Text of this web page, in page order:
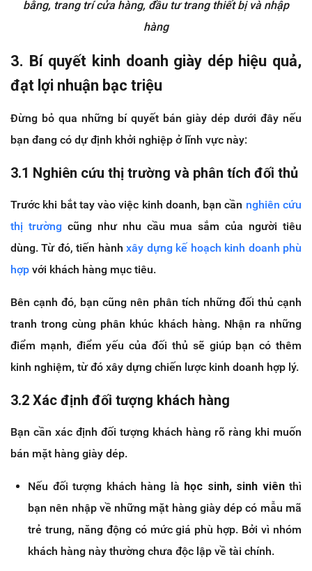
bằng, trang trí cửa hàng, đầu tư trang thiết bị và nhập
hàng
3. Bí quyết kinh doanh giày dép hiệu quả,
đạt lợi nhuận bạc triệu
Đừng bỏ qua những bí quyết bán giày dép dưới đây nếu
bạn đang có dự định khởi nghiệp ở lĩnh vực này:
3.1 Nghiên cứu thị trường và phân tích đối thủ
Trước khi bắt tay vào việc kinh doanh, bạn cần nghiên cứu
thị trường cũng như nhu cầu mua sắm của người tiêu
dùng. Từ đó, tiến hànhxây dựng kế hoạch kinh doanh phù
hợp với khách hàng mục tiêu.
Bên cạnh đó, bạn cũng nên phân tích những đối thủ cạnh
tranh trong cùng phân khúc khách hàng. Nhận ra những
điểm mạnh, điểm yếu của đối thủ sẽ giúp bạn có thêm
kinh nghiệm, từ đó xây dựng chiến lược kinh doanh hợp lý.
3.2 Xác định đối tượng khách hàng
Bạn cần xác định đối tượng khách hàng rõ ràng khi muốn
bán mặt hàng giày dép.
Nếu đối tượng khách hàng là học sinh, sinh viênthì
bạn nên nhập về những mặt hàng giày dép có mẫu mã
trẻ trung, năng động có mức giá phù hợp. Bởi vì nhóm
khách hàng này thường chưa độc lập về tài chính.